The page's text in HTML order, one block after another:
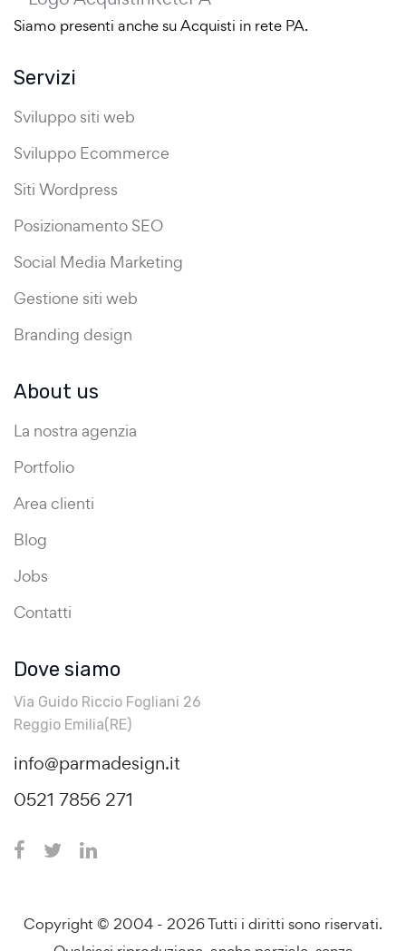
Siamo presenti anche su Acquisti in rete PA.
Servizi
Sviluppo siti web
Sviluppo Ecommerce
Siti Wordpress
Posizionamento SEO
Social Media Marketing
Gestione siti web
Branding design
About us
La nostra agenzia
Portfolio
Area clienti
Blog
Jobs
Contatti
Dove siamo
Via Guido Riccio Fogliani 26
Reggio Emilia(RE)
info@parmadesign.it
0521 7856 271
Copyright © 2004 - 2026 Tutti i diritti sono riservati.